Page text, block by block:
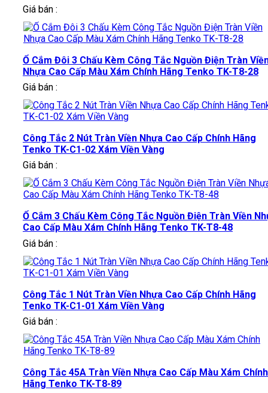
Giá bán :
Ổ Cắm Đôi 3 Chấu Kèm Công Tắc Nguồn Điện Tràn
Nhựa Cao Cấp Màu Xám Chính Hãng Tenko TK-T8-28
Giá bán :
Công Tắc 2 Nút Tràn Viền Nhựa Cao Cấp Chính Hãng
Tenko TK-C1-02 Xám Viền Vàng
Giá bán :
Ổ Cắm 3 Chấu Kèm Công Tắc Nguồn Điện Tràn Viền
Cao Cấp Màu Xám Chính Hãng Tenko TK-T8-48
Giá bán :
Công Tắc 1 Nút Tràn Viền Nhựa Cao Cấp Chính Hãng
Tenko TK-C1-01 Xám Viền Vàng
Giá bán :
Công Tắc 45A Tràn Viền Nhựa Cao Cấp Màu Xám Chính
Hãng Tenko TK-T8-89